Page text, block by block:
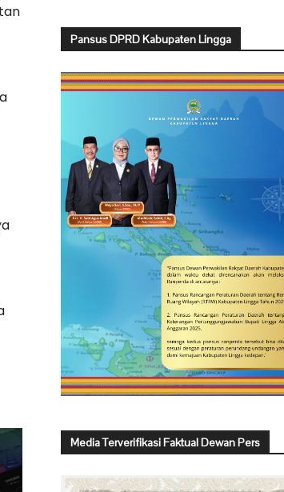
Pansus DPRD Kabupaten Lingga
Media Terverifikasi Faktual Dewan Pers